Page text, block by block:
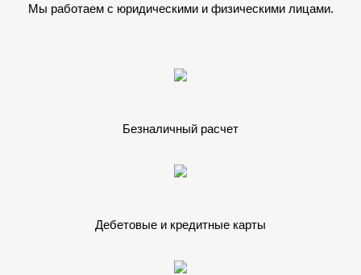
Мы работаем с юридическими и физическими лицами.
Безналичный расчет
Дебетовые и кредитные карты